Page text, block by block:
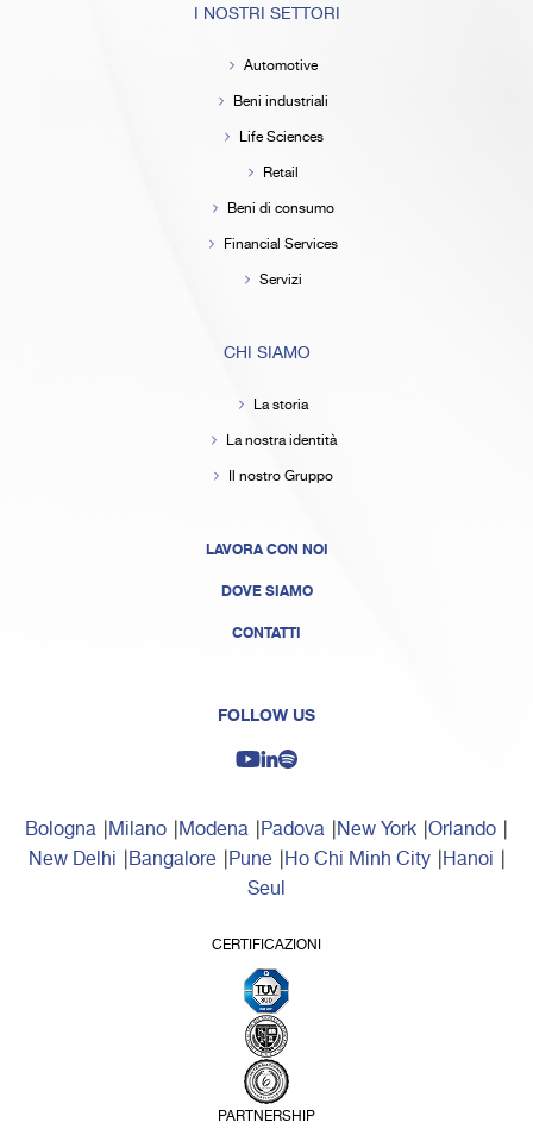
I NOSTRI SETTORI
Automotive
Beni industriali
Life Sciences
Retail
Beni di consumo
Financial Services
Servizi
CHI SIAMO
La storia
La nostra identità
Il nostro Gruppo
LAVORA CON NOI
DOVE SIAMO
CONTATTI
FOLLOW US
Bologna Milano Modena Padova New York Orlando
New Delhi Bangalore Pune Ho Chi Minh City Hanoi
Seul
CERTIFICAZIONI
PARTNERSHIP